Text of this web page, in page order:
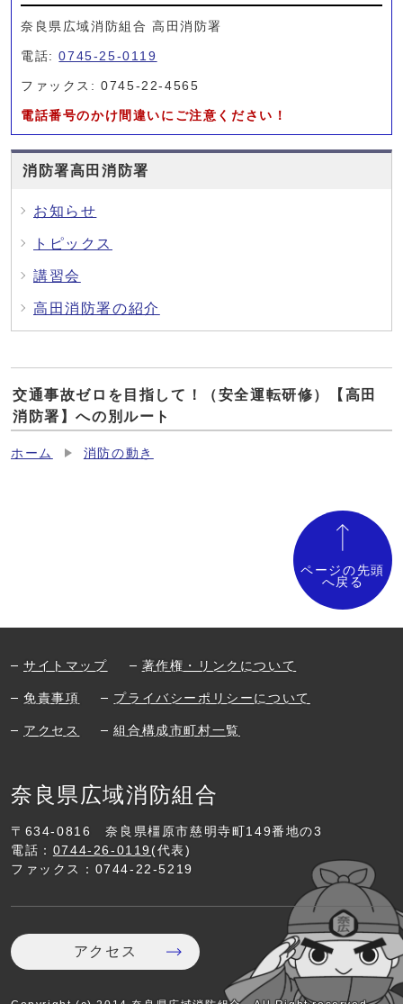
奈良県広域消防組合 高田消防署
電話:0745-25-0119
ファックス: 0745-22-4565
電話番号のかけ間違いにご注意ください！
消防署高田消防署
お知らせ
トピックス
講習会
高田消防署の紹介
交通事故ゼロを目指して！（安全運転研修）【高田
消防署】への別ルート
ホーム 消防の動き
ページの先頭
へ戻る
サイトマップ 著作権・リンクについて
免責事項 プライバシーポリシーについて
アクセス 組合構成市町村一覧
奈良県広域消防組合
〒634-0816
奈良県橿原市慈明寺町149番地の3
電話： 0744-26-0119 (代表)
ファックス：0744-22-5219
アクセス